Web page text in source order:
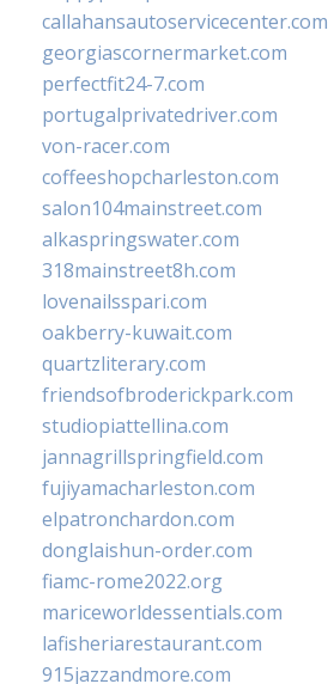
callahansautoservicecenter.com
georgiascornermarket.com
perfectfit24-7.com
portugalprivatedriver.com
von-racer.com
coffeeshopcharleston.com
salon104mainstreet.com
alkaspringswater.com
318mainstreet8h.com
lovenailsspari.com
oakberry-kuwait.com
quartzliterary.com
friendsofbroderickpark.com
studiopiattellina.com
jannagrillspringfield.com
fujiyamacharleston.com
elpatronchardon.com
donglaishun-order.com
fiamc-rome2022.org
mariceworldessentials.com
lafisheriarestaurant.com
915jazzandmore.com